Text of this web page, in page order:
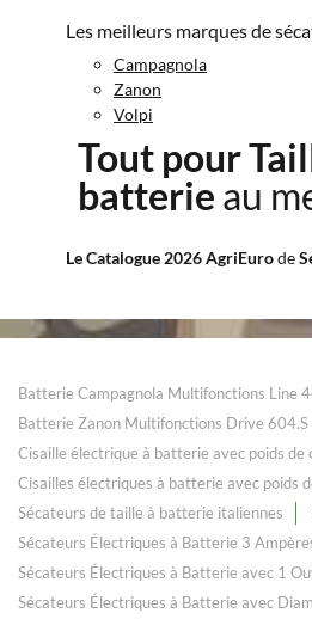
Les meilleurs marques de
Campagnola
Zanon
Volpi
Tout pour
batterie au
Le Catalogue 2026 AgriEurode
Batterie Campagnola Multifonctions Line
Batterie Zanon Multifonctions Drive
Cisaille électrique à batterie avec poids
Cisailles électriques à batterie avec poids
Sécateurs de taille à batterie italiennes
Sécateurs Électriques à Batterie 3
Sécateurs Électriques à Batterie avec 1
Sécateurs Électriques à Batterie avec